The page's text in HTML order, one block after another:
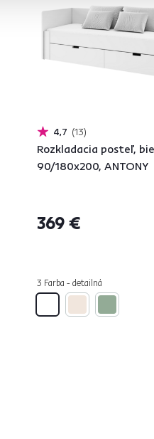
4,7 13
Rozkladacia posteľ,
90/180x200, ANTONY
369 €
3 Farba - detailná